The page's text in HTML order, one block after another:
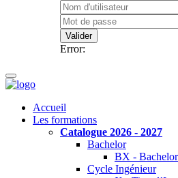
Valider
Error:
Accueil
Les formations
Catalogue 2026 - 2027
Bachelor
BX -
Cycle Ingénieur